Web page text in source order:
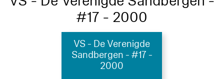
#17 - 2000
VS - De Verenigde
Sandbergen - #17 -
2000